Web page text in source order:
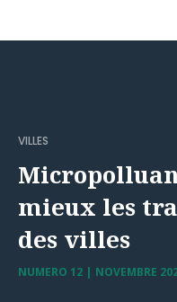
VILLES
mieux les
des villes
NUMERO 12 | NOVEMBRE